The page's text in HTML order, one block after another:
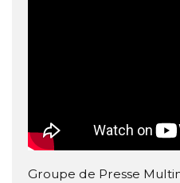
Groupe de Presse